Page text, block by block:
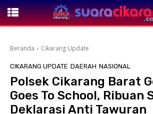
Beranda Cikarang Update
CIKARANG UPDATE DAERAH NASIONAL
Polsek Cikarang Barat
Goes To School, Ribuan
Deklarasi Anti Tawuran